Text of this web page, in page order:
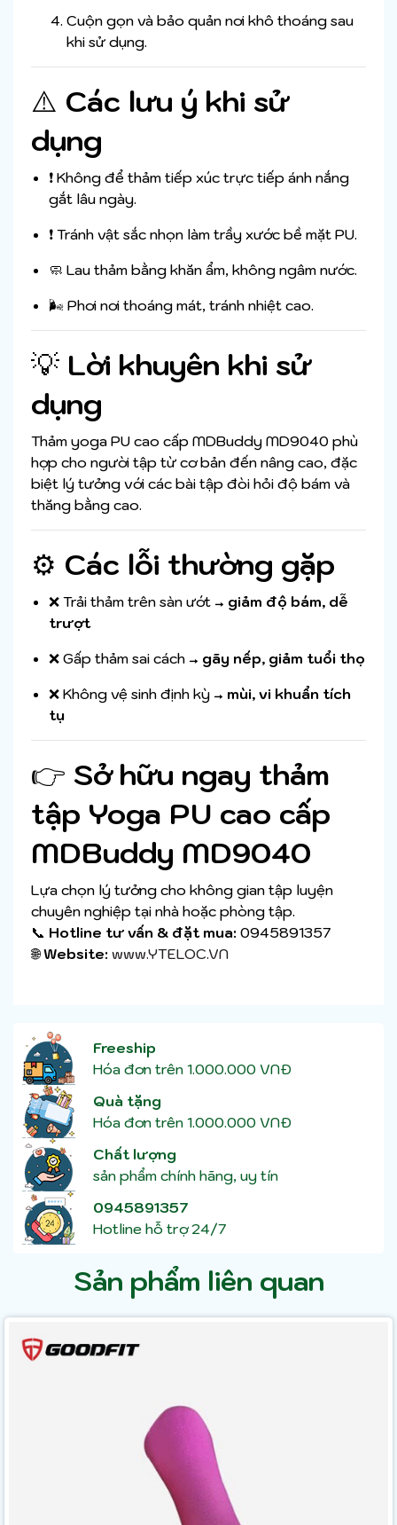
Cuộn gọn và bảo quản nơi khô thoáng sau
khi sử dụng.
⚠️ Các lưu ý khi sử
dụng
❗ Không để thảm tiếp xúc trực tiếp ánh nắng
gắt lâu ngày.
❗ Tránh vật sắc nhọn làm trầy xước bề mặt PU.
🧼 Lau thảm bằng khăn ẩm, không ngâm nước.
🌬 Phơi nơi thoáng mát, tránh nhiệt cao.
💡 Lời khuyên khi sử
dụng
Thảm yoga PU cao cấp MDBuddy MD9040 phù
hợp cho người tập từ cơ bản đến nâng cao, đặc
biệt lý tưởng với các bài tập đòi hỏi độ bám và
thăng bằng cao.
⚙️ Các lỗi thường gặp
❌ Trải thảm trên sàn ướt → giảm độ bám, dễ
trượt
❌ Gấp thảm sai cách → gãy nếp, giảm tuổi thọ
❌ Không vệ sinh định kỳ → mùi, vi khuẩn tích
tụ
👉 Sở hữu ngay thảm
tập Yoga PU cao cấp
MDBuddy MD9040
Lựa chọn lý tưởng cho không gian tập luyện
chuyên nghiệp tại nhà hoặc phòng tập.
📞 Hotline tư vấn & đặt mua: 0945891357
🌐Website: www.YTELOC.VN
Freeship
Hóa đơn trên 1.000.000 VNĐ
Quà tặng
Hóa đơn trên 1.000.000 VNĐ
Chất lượng
sản phẩm chính hãng, uy tín
0945891357
Hotline hỗ trợ 24/7
Sản phẩm liên quan